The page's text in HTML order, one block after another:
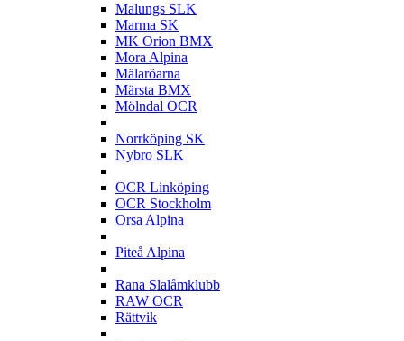
Malungs SLK
Marma SK
MK Orion BMX
Mora Alpina
Mälaröarna
Märsta BMX
Mölndal OCR
Norrköping SK
Nybro SLK
OCR Linköping
OCR Stockholm
Orsa Alpina
Piteå Alpina
Rana Slalåmklubb
RAW OCR
Rättvik